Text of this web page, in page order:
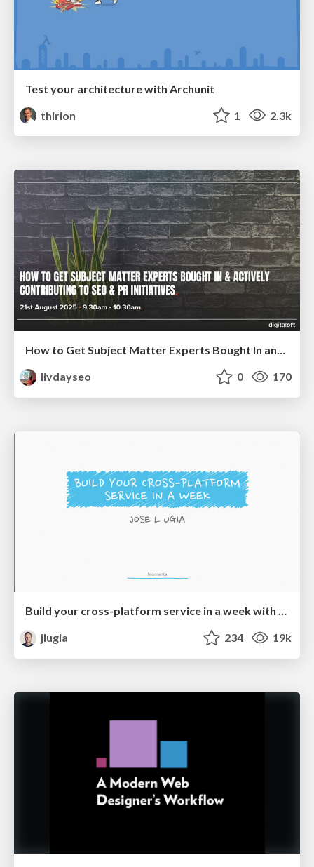
Test your architecture with Archunit
thirion
1 2.3k
How to Get Subject Matter Experts Bought In and Actively Contributing to SEO & PR Initiatives.
livdayseo
0 170
Build your cross-platform service in a week with App Engine
jlugia
234 19k